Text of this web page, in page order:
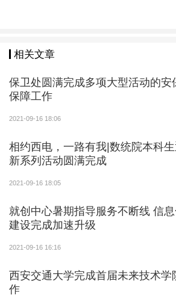
相关文章
保卫处圆满完成多项大型活动的安
保障工作
2021-09-16 18:06
相约西电，一路有我|数统院本科生
新系列活动圆满完成
2021-09-16 18:05
就创中心暑期指导服务不断线 信
建设完成加速升级
2021-09-16 16:16
西安交通大学完成首届未来技术学
作